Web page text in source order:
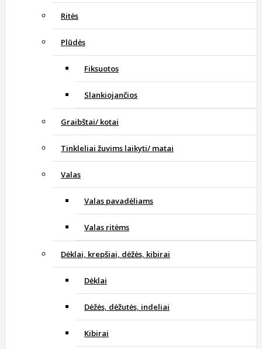
Ritės
Plūdės
Fiksuotos
Slankiojančios
Graibštai/ kotai
Tinkleliai žuvims laikyti/ matai
Valas
Valas pavadėliams
Valas ritėms
Dėklai, krepšiai, dėžės, kibirai
Dėklai
Dėžės, dėžutės, indeliai
Kibirai